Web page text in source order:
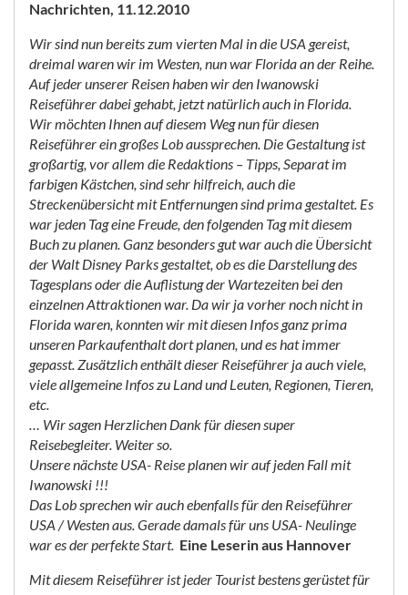
Nachrichten, 11.12.2010
Wir sind nun bereits zum vierten Mal in die USA gereist,
dreimal waren wir im Westen, nun war Florida an der Reihe.
Auf jeder unserer Reisen haben wir den Iwanowski
Reiseführer dabei gehabt, jetzt natürlich auch in Florida.
Wir möchten Ihnen auf diesem Weg nun für diesen
Reiseführer ein großes Lob aussprechen. Die Gestaltung ist
großartig, vor allem die Redaktions – Tipps, Separat im
farbigen Kästchen, sind sehr hilfreich, auch die
Streckenübersicht mit Entfernungen sind prima gestaltet. Es
war jeden Tag eine Freude, den folgenden Tag mit diesem
Buch zu planen. Ganz besonders gut war auch die Übersicht
der Walt Disney Parks gestaltet, ob es die Darstellung des
Tagesplans oder die Auflistung der Wartezeiten bei den
einzelnen Attraktionen war. Da wir ja vorher noch nicht in
Florida waren, konnten wir mit diesen Infos ganz prima
unseren Parkaufenthalt dort planen, und es hat immer
gepasst. Zusätzlich enthält dieser Reiseführer ja auch viele,
viele allgemeine Infos zu Land und Leuten, Regionen, Tieren,
etc.
… Wir sagen Herzlichen Dank für diesen super
Reisebegleiter. Weiter so.
Unsere nächste USA- Reise planen wir auf jeden Fall mit
Iwanowski !!!
Das Lob sprechen wir auch ebenfalls für den Reiseführer
USA / Westen aus. Gerade damals für uns USA- Neulinge
war es der perfekte Start. Eine Leserin aus Hannover
Mit diesem Reiseführer ist jeder Tourist bestens gerüstet für